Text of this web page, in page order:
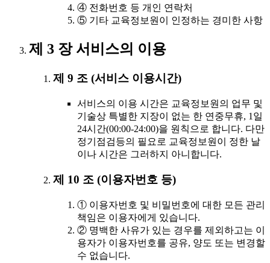
④ 전화번호 등 개인 연락처
⑤ 기타 교육정보원이 인정하는 경미한 사항
제 3 장 서비스의 이용
제 9 조 (서비스 이용시간)
서비스의 이용 시간은 교육정보원의 업무 및
기술상 특별한 지장이 없는 한 연중무휴, 1일
24시간(00:00-24:00)을 원칙으로 합니다. 다만
정기점검등의 필요로 교육정보원이 정한 날
이나 시간은 그러하지 아니합니다.
제 10 조 (이용자번호 등)
① 이용자번호 및 비밀번호에 대한 모든 관리
책임은 이용자에게 있습니다.
② 명백한 사유가 있는 경우를 제외하고는 이
용자가 이용자번호를 공유, 양도 또는 변경할
수 없습니다.